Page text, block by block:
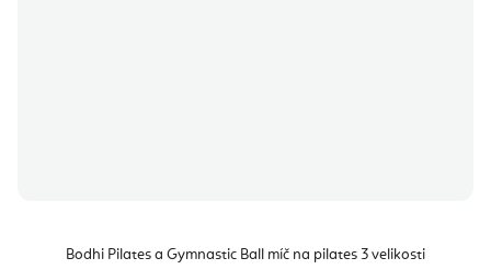
Bodhi Pilates a Gymnastic Ball míč na pilates 3 velikosti